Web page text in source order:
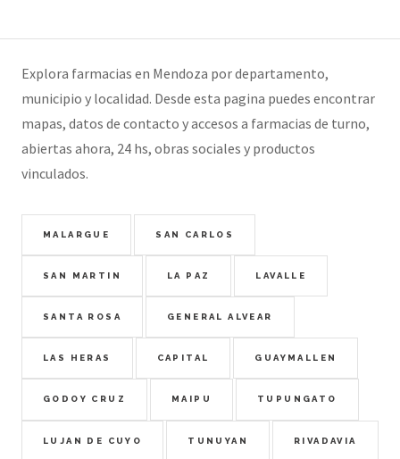
Explora farmacias en Mendoza por departamento,
municipio y localidad. Desde esta pagina puedes encontrar
mapas, datos de contacto y accesos a farmacias de turno,
abiertas ahora, 24 hs, obras sociales y productos
vinculados.
MALARGUE SAN CARLOS
SAN MARTIN LA PAZ LAVALLE
SANTA ROSA GENERAL ALVEAR
LAS HERAS CAPITAL GUAYMALLEN
GODOY CRUZ MAIPU TUPUNGATO
LUJAN DE CUYO TUNUYAN RIVADAVIA